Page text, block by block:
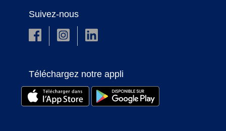
Suivez-nous
Téléchargez notre appli